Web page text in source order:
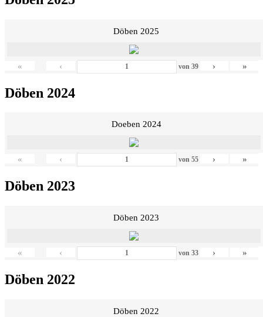
Döben 2025
« ‹ von 39 › »
Döben 2024
Doeben 2024
« ‹ von 55 › »
Döben 2023
Döben 2023
« ‹ von 33 › »
Döben 2022
Döben 2022